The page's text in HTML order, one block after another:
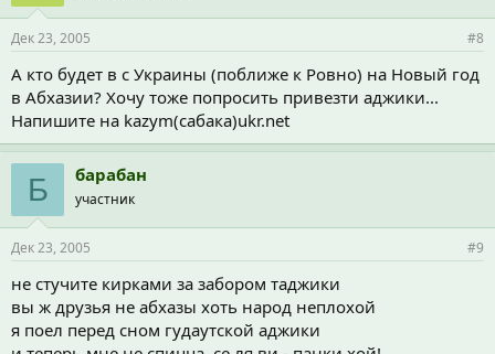
Дек 23, 2005 #8
А кто будет в с Украины (поближе к Ровно) на Новый год
в Абхазии? Хочу тоже попросить привезти аджики...
Напишите на kazym(сабака)ukr.net
Б барабан
участник
Дек 23, 2005 #9
не стучите кирками за забором таджики
вы ж друзья не абхазы хоть народ неплохой
я поел перед сном гудаутской аджики